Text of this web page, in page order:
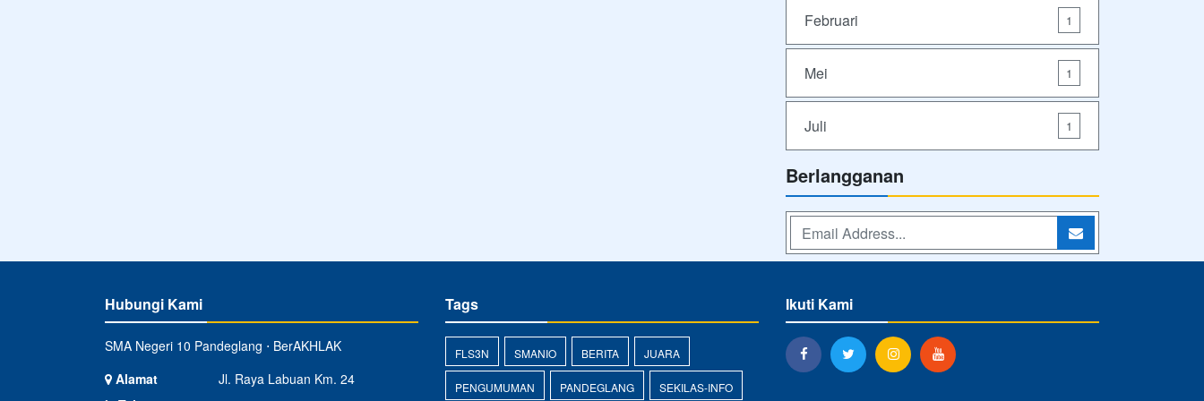
Februari 1
Mei 1
Juli 1
Berlangganan
Hubungi Kami
SMA Negeri 10 Pandeglang ⋅ BerAKHLAK
Alamat
Jl. Raya Labuan Km. 24
Tags
FLS3N SMANIO BERITA JUARA
PENGUMUMAN PANDEGLANG SEKILAS-INFO
Ikuti Kami